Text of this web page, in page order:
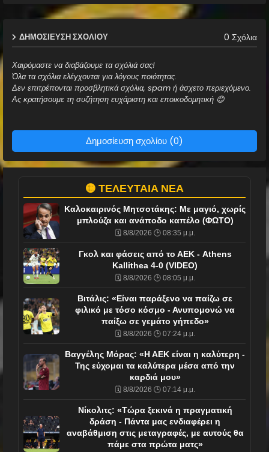
ΔΗΜΟΣΊΕΥΣΗ ΣΧΟΛΊΟΥ 0 Σχόλια
Χαιρόμαστε να διαβάζουμε τα σχόλιά σας!
Όλα τα σχόλια ελέγχονται για λόγους ποιότητας.
Δεν επιτρέπονται προσβλητικά σχόλια, spam ή άσχετο περιεχόμενο.
Ας κρατήσουμε τη συζήτηση ευχάριστη και εποικοδομητική 😊
Δημοσίευση σχολίου (0)
🟡 ΤΕΛΕΥΤΑΙΑ ΝΕΑ
Καλοκαιρινός Μητσοτάκης: Με μαγιό, χωρίς
μπλούζα και ανάποδο καπέλο (ΦΩΤΟ)
🗓️ 8/8/2026 🕒 08:35 μ.μ.
Γκολ και φάσεις από το ΑΕΚ - Athens
Kallithea 4-0 (VIDEO)
🗓️ 8/8/2026 🕒 08:05 μ.μ.
Βιτάλις: «Είναι παράξενο να παίζω σε
φιλικό με τόσο κόσμο - Ανυπομονώ να
παίξω σε γεμάτο γήπεδο»
🗓️ 8/8/2026 🕒 07:24 μ.μ.
Βαγγέλης Μόρας: «Η ΑΕΚ είναι η καλύτερη -
Της εύχομαι τα καλύτερα μέσα από την
καρδιά μου»
🗓️ 8/8/2026 🕒 07:14 μ.μ.
Νίκολιτς: «Τώρα ξεκινά η πραγματική
δράση - Πάντα μας ενδιαφέρει η
αναβάθμιση στις μεταγραφές, με αυτούς θα
πάμε στα πρώτα ματς»